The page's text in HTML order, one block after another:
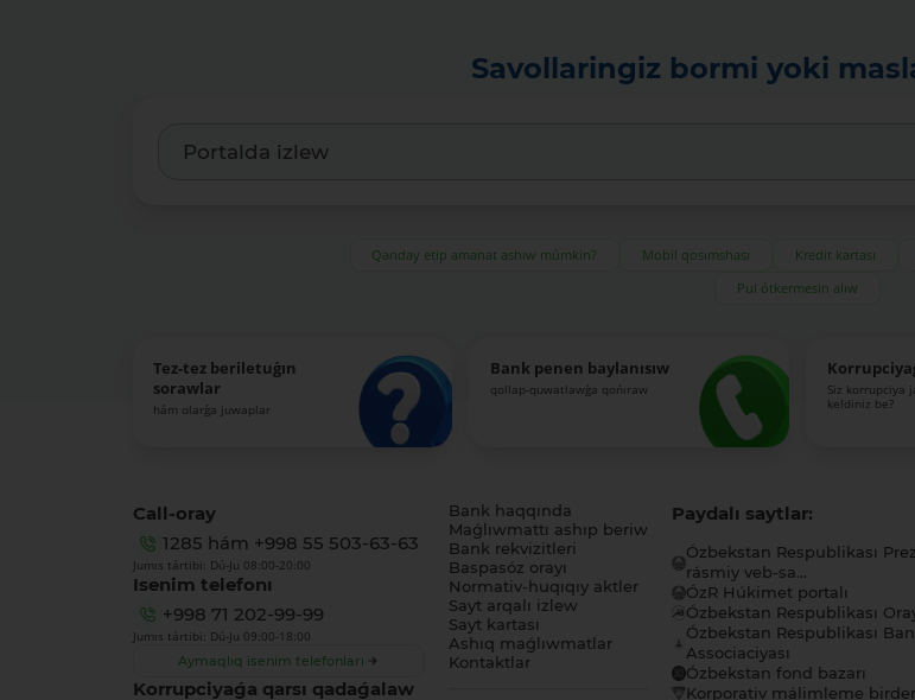
Savollaringiz bormi yoki
Qanday etip amanat ashıw múmkin? Mobil qosımshası Kredit kartası
Pul ótkermesin alıw
Tez-tez beriletuǵın
sorawlar
hám olarǵa juwaplar
Bank penen baylanısıw
qollap-quwatlawǵa qońıraw
Siz korrupciya
keldiniz be?
Call-oray
1285 hám +998 55 503-63-63
Jumıs tártibi: Dú-Ju 08:00-20:00
Isenim telefonı
+998 71 202-99-99
Jumıs tártibi: Dú-Ju 09:00-18:00
Aymaqlıq isenim telefonları
Korrupciyaǵa qarsı qadaǵalaw
Bank haqqında
Maǵlıwmattı ashıp beriw
Bank rekvizitleri
Baspasóz orayı
Normativ-huqıqıy aktler
Sayt arqalı izlew
Sayt kartası
Ashıq maǵlıwmatlar
Kontaktlar
Paydalı saytlar:
Ózbekstan Respublikası
rásmiy veb-sa...
ÓzR Húkimet portalı
Ózbekstan Respublikası
Ózbekstan Respublikası
Associaciyası
Ózbekstan fond bazarı
Korporativ málimleme